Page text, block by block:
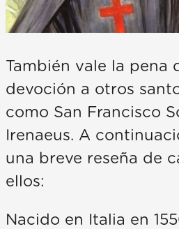
También vale la pena
devoción a otros
como San Francisco
Irenaeus. A
una breve reseña de
ellos:
Nacido en Italia en